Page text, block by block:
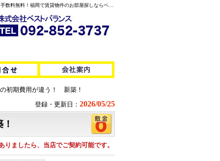
WOOD’S PEAK 大濠 仲介手数料安いから賃貸契約の初期費用が違う！ 新築！ 法人お部屋探し / 3階 2LDK 205,000円 78.9m2 新築 賃貸空室情報｜仲介手数料無料！福岡で賃貸物件のお部屋探しならベストバランス
初期費用が違う！ 新築！
登録・更新日： 2026/05/25
ましたら、当店でご契約可能です。